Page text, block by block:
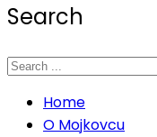
Search
Home
O Mojkovcu